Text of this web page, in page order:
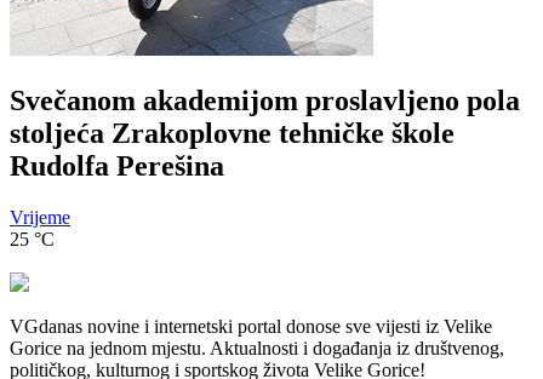
Svečanom akademijom proslavljeno pola
stoljeća Zrakoplovne tehničke škole
Rudolfa Perešina
Vrijeme
25 °C
VGdanas novine i internetski portal donose sve vijesti iz Velike
Gorice na jednom mjestu. Aktualnosti i događanja iz društvenog,
političkog, kulturnog i sportskog života Velike Gorice!